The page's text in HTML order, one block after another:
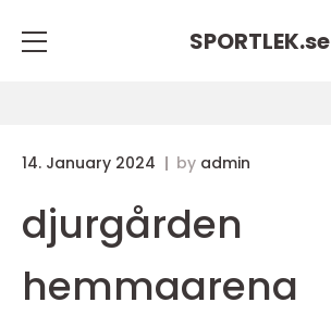
SPORTLEK.se
14. January 2024 by admin
djurgården
hemmaarena